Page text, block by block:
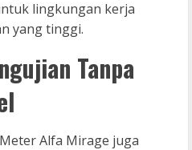
lingkungan kerja
yang tinggi.
Tanpa
Alfa Mirage juga